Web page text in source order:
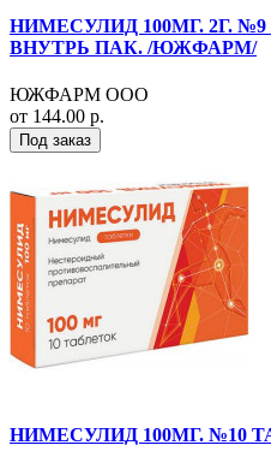
НИМЕСУЛИД 100МГ. 2Г.
ВНУТРЬ ПАК. /ЮЖФАРМ/
ЮЖФАРМ ООО
от 144.00 р.
Под заказ
НИМЕСУЛИД 100МГ. №10